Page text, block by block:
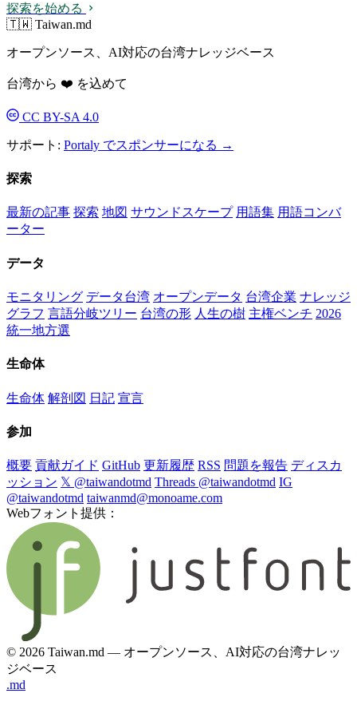
探索を始める
🇹🇼 Taiwan.md
オープンソース、AI対応の台湾ナレッジベース
台湾から ❤️ を込めて
CC BY-SA 4.0
サポート: Portaly でスポンサーになる →
探索
最新の記事 探索 地図 サウンドスケープ 用語集 用語コンバ
ーター
データ
モニタリング データ台湾 オープンデータ 台湾企業 ナレッジ
グラフ 言語分岐ツリー 台湾の形 人生の樹 主権ベンチ 2026
統一地方選
生命体
生命体 解剖図 日記 宣言
参加
概要 貢献ガイド GitHub 更新履歴 RSS 問題を報告 ディスカ
ッション 𝕏 @taiwandotmd Threads @taiwandotmd IG
@taiwandotmd taiwanmd@monoame.com
Webフォント提供：
© 2026 Taiwan.md — オープンソース、AI対応の台湾ナレッ
ジベース
.md